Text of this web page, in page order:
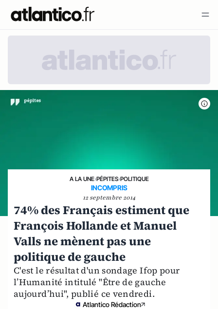
A LA UNE›PÉPITES›POLITIQUE
INCOMPRIS
12 septembre 2014
74% des Français estiment que
François Hollande et Manuel
Valls ne mènent pas une
politique de gauche
C'est le résultat d'un sondage Ifop pour
l’Humanité intitulé "Être de gauche
aujourd’hui", publié ce vendredi.
Atlantico Rédaction